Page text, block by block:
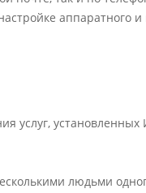
аппаратного
услуг,
людьми